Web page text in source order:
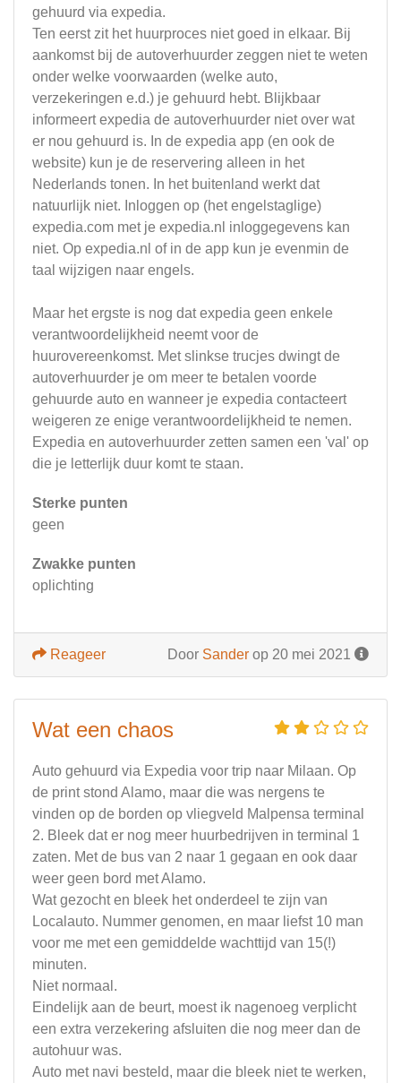
gehuurd via expedia.
Ten eerst zit het huurproces niet goed in elkaar. Bij
aankomst bij de autoverhuurder zeggen niet te weten
onder welke voorwaarden (welke auto,
verzekeringen e.d.) je gehuurd hebt. Blijkbaar
informeert expedia de autoverhuurder niet over wat
er nou gehuurd is. In de expedia app (en ook de
website) kun je de reservering alleen in het
Nederlands tonen. In het buitenland werkt dat
natuurlijk niet. Inloggen op (het engelstaglige)
expedia.com met je expedia.nl inloggegevens kan
niet. Op expedia.nl of in de app kun je evenmin de
taal wijzigen naar engels.
Maar het ergste is nog dat expedia geen enkele
verantwoordelijkheid neemt voor de
huurovereenkomst. Met slinkse trucjes dwingt de
autoverhuurder je om meer te betalen voorde
gehuurde auto en wanneer je expedia contacteert
weigeren ze enige verantwoordelijkheid te nemen.
Expedia en autoverhuurder zetten samen een 'val' op
die je letterlijk duur komt te staan.
Sterke punten
geen
Zwakke punten
oplichting
Door Sander op 20 mei 2021
Reageer
Wat een chaos
Auto gehuurd via Expedia voor trip naar Milaan. Op
de print stond Alamo, maar die was nergens te
vinden op de borden op vliegveld Malpensa terminal
2. Bleek dat er nog meer huurbedrijven in terminal 1
zaten. Met de bus van 2 naar 1 gegaan en ook daar
weer geen bord met Alamo.
Wat gezocht en bleek het onderdeel te zijn van
Localauto. Nummer genomen, en maar liefst 10 man
voor me met een gemiddelde wachttijd van 15(!)
minuten.
Niet normaal.
Eindelijk aan de beurt, moest ik nagenoeg verplicht
een extra verzekering afsluiten die nog meer dan de
autohuur was.
Auto met navi besteld, maar die bleek niet te werken,